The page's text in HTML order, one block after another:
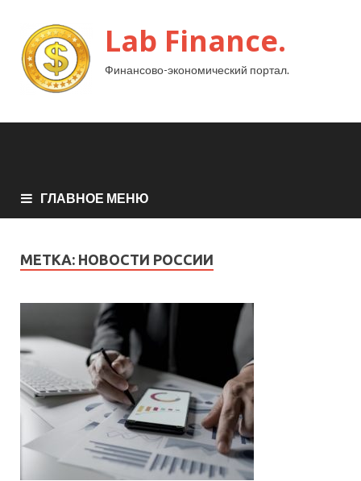
Lab Finance.
Финансово-экономический портал.
ГЛАВНОЕ МЕНЮ
МЕТКА: НОВОСТИ РОССИИ